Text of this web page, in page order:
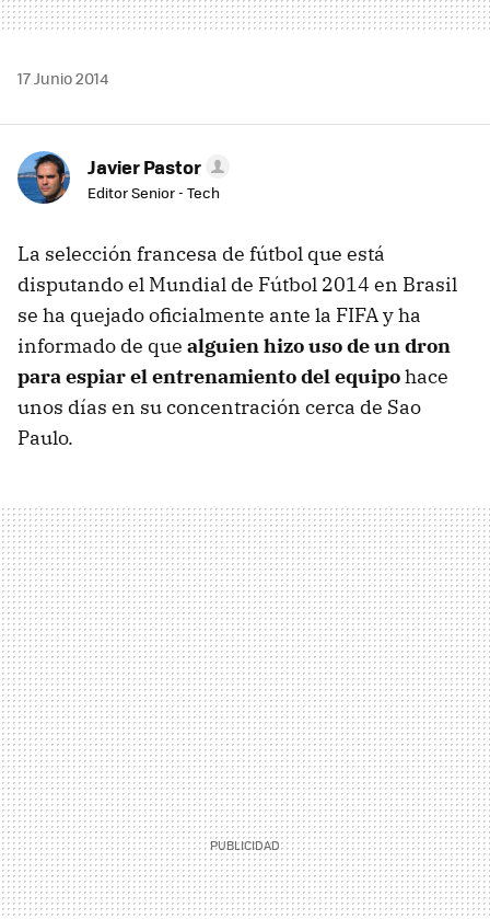
17 Junio 2014
Javier Pastor
Editor Senior - Tech
La selección francesa de fútbol que está
disputando el Mundial de Fútbol 2014 en Brasil
se ha quejado oficialmente ante la FIFA y ha
informado de que alguien hizo uso de un dron
para espiar el entrenamiento del equipohace
unos días en su concentración cerca de Sao
Paulo.